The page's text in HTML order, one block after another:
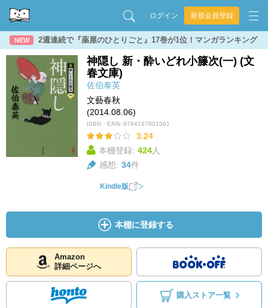
ログイン 新規会員登録
NEW 2週連続で『薬屋のひとりごと』17巻が1位！マンガランキング
神隠し 新・酔いどれ小籐次(一) (文
春文庫)
佐伯泰英
文藝春秋
(2014.08.06)
ISBN・EAN: 9784167901561
3.24
本棚登録: 424人
感想: 34件
Kindle版
本棚に登録する
Amazon
詳細ページへ
購入ストア一覧